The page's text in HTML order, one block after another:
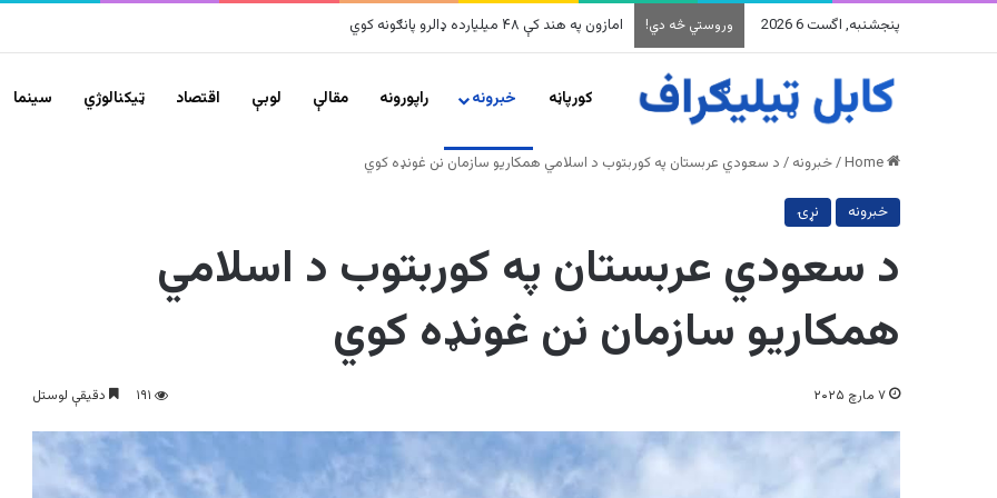
پنجشنبه, اگست 6 2026 وروستي څه دي! امازون په هند کې ۴۸ میلیارده ډالرو پانګونه کوي
کورپاڼه خبرونه راپورونه مقالې لوبې اقتصاد ټیکنالوژي سينما
/خبرونه / د سعودي عربستان په کوربتوب د اسلامي همکاریو سازمان نن غونډه کوي
خبرونه نړۍ
د سعودي عربستان په کوربتوب د اسلامي
همکاریو سازمان نن غونډه کوي
۷ مارچ ۲۰۲۵ ۱۹۱ دقیقې لوستل